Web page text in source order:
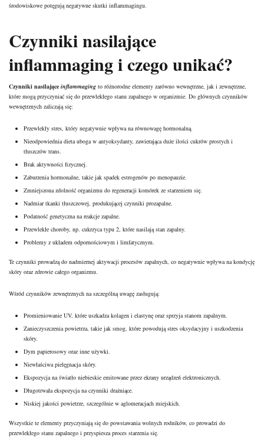
środowiskowe potęgują negatywne skutki inflammagingu.
Czynniki nasilające
inflammaging i czego unikać?
Czynniki nasilające inflammaging to różnorodne elementy zarówno wewnętrzne, jak i zewnętrzne,
które mogą przyczyniać się do przewlekłego stanu zapalnego w organizmie. Do głównych czynników
wewnętrznych zaliczają się:
Przewlekły stres, który negatywnie wpływa na równowagę hormonalną.
Nieodpowiednia dieta uboga w antyoksydanty, zawierająca duże ilości cukrów prostych i
tłuszczów trans.
Brak aktywności fizycznej.
Zaburzenia hormonalne, takie jak spadek estrogenów po menopauzie.
Zmniejszona zdolność organizmu do regeneracji komórek ze starzeniem się.
Nadmiar tkanki tłuszczowej, produkującej czynniki prozapalne.
Podatność genetyczna na reakcje zapalne.
Przewlekłe choroby, np. cukrzyca typu 2, które nasilają stan zapalny.
Problemy z układem odpornościowym i limfatycznym.
Te czynniki prowadzą do nadmiernej aktywacji procesów zapalnych, co negatywnie wpływa na kondycję
skóry oraz zdrowie całego organizmu.
Wśród czynników zewnętrznych na szczególną uwagę zasługują:
Promieniowanie UV, które uszkadza kolagen i elastynę oraz sprzyja stanom zapalnym.
Zanieczyszczenia powietrza, takie jak smog, które powodują stres oksydacyjny i uszkodzenia
skóry.
Dym papierosowy oraz inne używki.
Niewłaściwa pielęgnacja skóry.
Ekspozycja na światło niebieskie emitowane przez ekrany urządzeń elektronicznych.
Długotrwała ekspozycja na czynniki drażniące.
Niskiej jakości powietrze, szczególnie w aglomeracjach miejskich.
Wszystkie te elementy przyczyniają się do powstawania wolnych rodników, co prowadzi do
przewlekłego stanu zapalnego i przyspiesza proces starzenia się.